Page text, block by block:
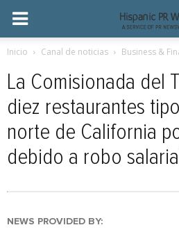
Inicio Canal de noticias Business &
La Comisionada del
diez restaurantes
norte de California
debido a robo salarial
NEWS PROVIDED BY: